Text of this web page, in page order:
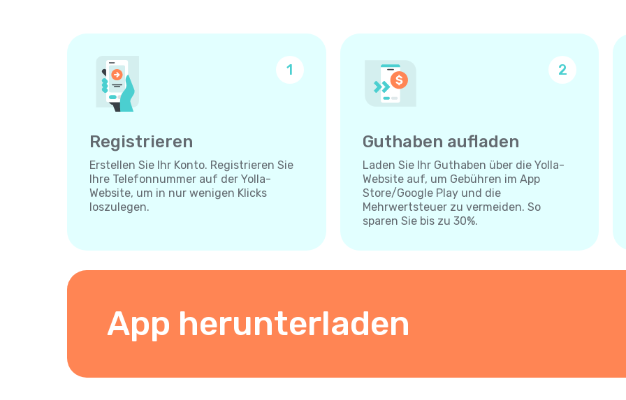
1
Registrieren
Erstellen Sie Ihr Konto. Registrieren Sie
Ihre Telefonnummer auf der Yolla-
Website, um in nur wenigen Klicks
loszulegen.
2
Guthaben aufladen
Laden Sie Ihr Guthaben über die Yolla-
Website auf, um Gebühren im App
Store/Google Play und die
Mehrwertsteuer zu vermeiden. So
sparen Sie bis zu 30%.
App herunterladen